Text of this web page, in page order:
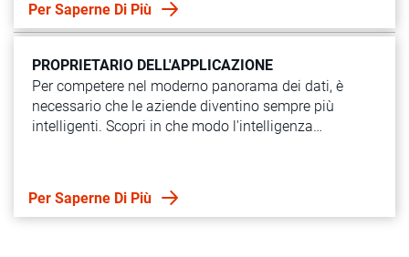
Per Saperne Di Più
PROPRIETARIO DELL'APPLICAZIONE
Per competere nel moderno panorama dei dati, è
necessario che le aziende diventino sempre più
intelligenti. Scopri in che modo l'intelligenza
Per Saperne Di Più